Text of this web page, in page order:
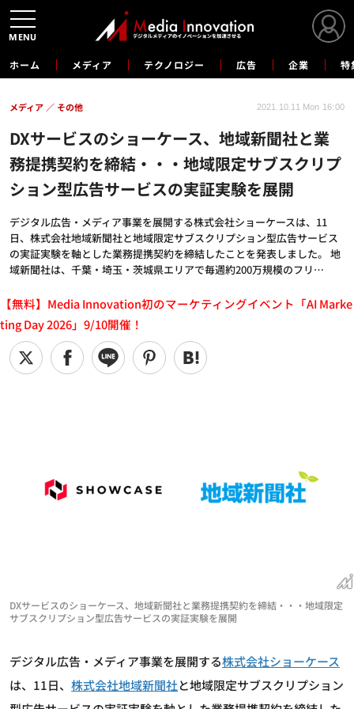
ホーム メディア テクノロジー 広告 企業 特
DXサービスのショーケース、地域新聞社と業
務提携契約を締結・・・地域限定サブスクリプ
ション型広告サービスの実証実験を展開
デジタル広告・メディア事業を展開する株式会社ショーケースは、11
日、株式会社地域新聞社と地域限定サブスクリプション型広告サービス
の実証実験を軸とした業務提携契約を締結したことを発表しました。 地
域新聞社は、千葉・埼玉・茨城県エリアで毎週約200万規模のフリ…
メディア その他 2021.10.11 Mon 16:00
【無料】Media Innovation初のマーケティングイベント「AI Marke
ting Day 2026」9/10開催！
DXサービスのショーケース、地域新聞社と業務提携契約を締結・・・地域限定
サブスクリプション型広告サービスの実証実験を展開
デジタル広告・メディア事業を展開する株式会社ショーケース
は、11日、 株式会社地域新聞社と地域限定サブスクリプション
MENU